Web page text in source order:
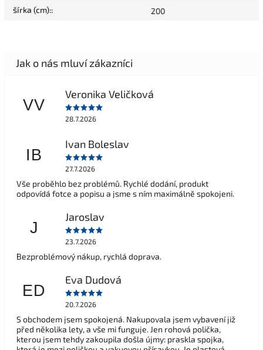
šírka (cm):: 200
VV
Veronika Veličková
28.7.2026
IB
Ivan Boleslav
27.7.2026
Vše proběhlo bez problémů. Rychlé dodání, produkt
odpovídá fotce a popisu a jsme s ním maximálně spokojeni.
J
Jaroslav
23.7.2026
Bezproblémový nákup, rychlá doprava.
ED
Eva Dudová
20.7.2026
S obchodem jsem spokojená. Nakupovala jsem vybavení již
před několika lety, a vše mi funguje. Jen rohová polička,
kterou jsem tehdy zakoupila došla újmy: praskla spojka,